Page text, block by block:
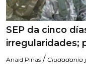
SEP da cinco
irregularidades;
Anaid Piñas / Ciudadanía